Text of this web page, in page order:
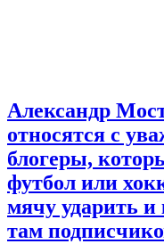
Александр
относятся с
блогеры,
футбол или
мячу ударить
там